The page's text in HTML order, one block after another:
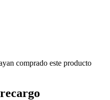
comprado este producto